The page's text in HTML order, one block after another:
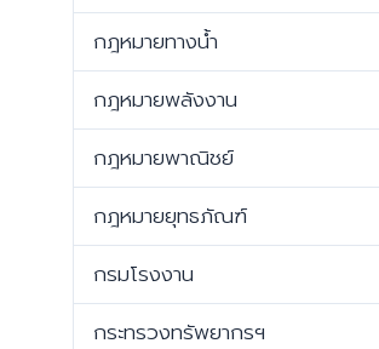
กฎหมายทางน้ำ
กฎหมายพลังงาน
กฎหมายพาณิชย์
กฎหมายยุทธภัณฑ์
กรมโรงงาน
กระทรวงทรัพยากรฯ